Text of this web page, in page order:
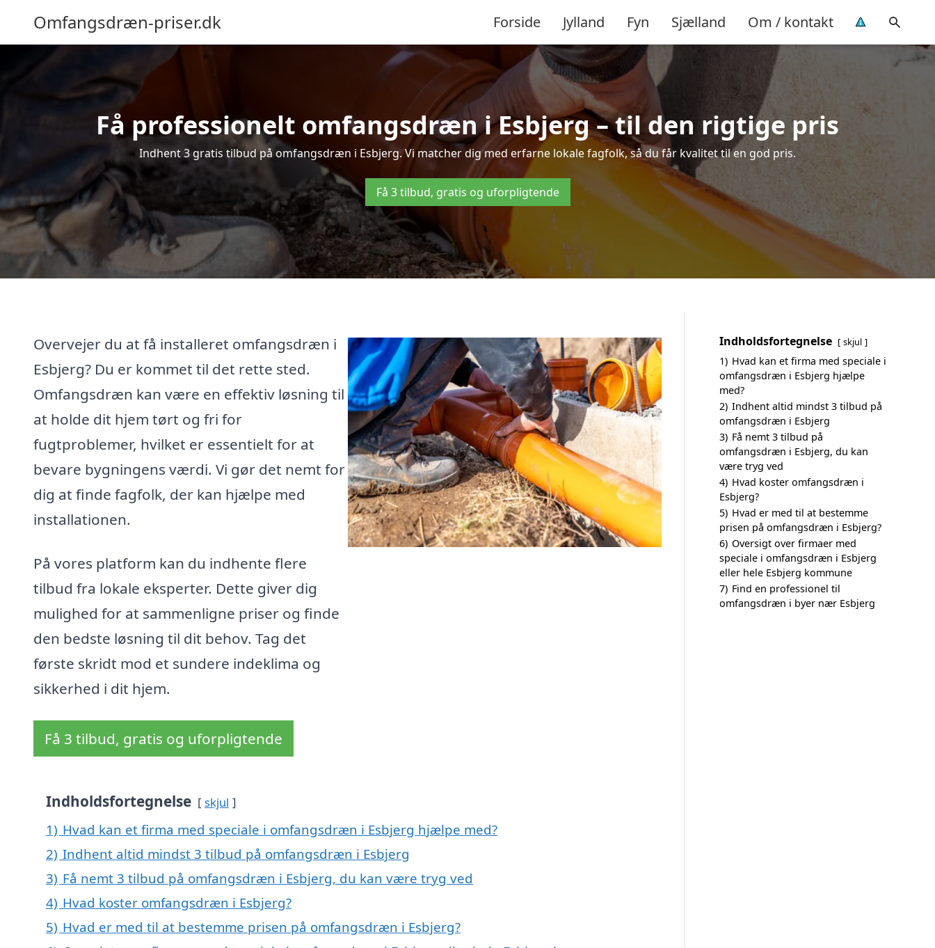
Omfangsdræn-priser.dk Forside Jylland Fyn Sjælland Om / kontakt
Få professionelt omfangsdræn i Esbjerg – til den rigtige pris
Indhent 3 gratis tilbud på omfangsdræn i Esbjerg. Vi matcher dig med erfarne lokale fagfolk, så du får kvalitet til en god pris.
Få 3 tilbud, gratis og uforpligtende
Overvejer du at få installeret omfangsdræn i
Esbjerg? Du er kommet til det rette sted.
Omfangsdræn kan være en effektiv løsning til
at holde dit hjem tørt og fri for
fugtproblemer, hvilket er essentielt for at
bevare bygningens værdi. Vi gør det nemt for
dig at finde fagfolk, der kan hjælpe med
installationen.
På vores platform kan du indhente flere
tilbud fra lokale eksperter. Dette giver dig
mulighed for at sammenligne priser og finde
den bedste løsning til dit behov. Tag det
første skridt mod et sundere indeklima og
sikkerhed i dit hjem.
Få 3 tilbud, gratis og uforpligtende
Indholdsfortegnelse skjul
1) Hvad kan et firma med speciale i omfangsdræn i Esbjerg hjælpe med?
2) Indhent altid mindst 3 tilbud på omfangsdræn i Esbjerg
3) Få nemt 3 tilbud på omfangsdræn i Esbjerg, du kan være tryg ved
4) Hvad koster omfangsdræn i Esbjerg?
5) Hvad er med til at bestemme prisen på omfangsdræn i Esbjerg?
Indholdsfortegnelse skjul
1) Hvad kan et firma med speciale i
omfangsdræn i Esbjerg hjælpe
med?
2) Indhent altid mindst 3 tilbud på
omfangsdræn i Esbjerg
3) Få nemt 3 tilbud på
omfangsdræn i Esbjerg, du kan
være tryg ved
4) Hvad koster omfangsdræn i
Esbjerg?
5) Hvad er med til at bestemme
prisen på omfangsdræn i Esbjerg?
6) Oversigt over firmaer med
speciale i omfangsdræn i Esbjerg
eller hele Esbjerg kommune
7) Find en professionel til
omfangsdræn i byer nær Esbjerg